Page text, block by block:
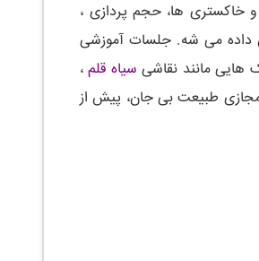
خاکستری ها، حجم پردازی ،
داده می شه. جلسات آموزشی
هایی مانند نقاشی سیاه قلم،
طبیعت بی جان، پیش از